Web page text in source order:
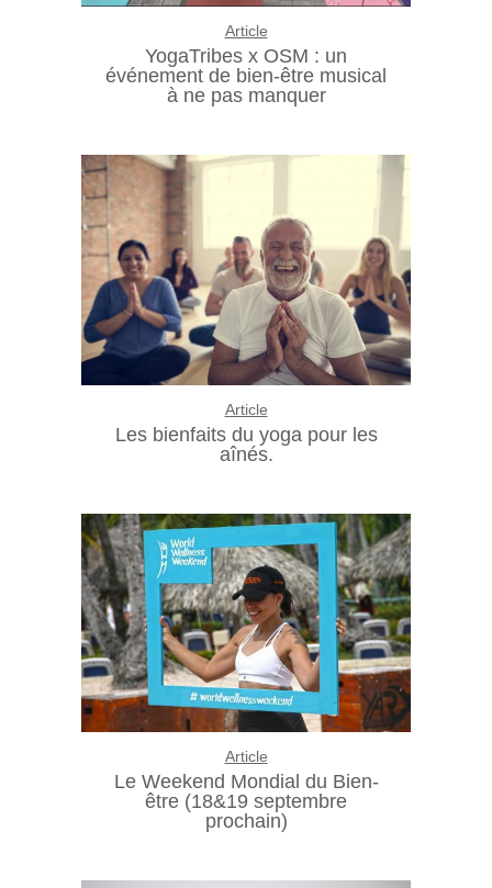
Article
YogaTribes x OSM : un
événement de bien-être musical
à ne pas manquer
Article
Les bienfaits du yoga pour les
aînés.
Article
Le Weekend Mondial du Bien-
être (18&19 septembre
prochain)